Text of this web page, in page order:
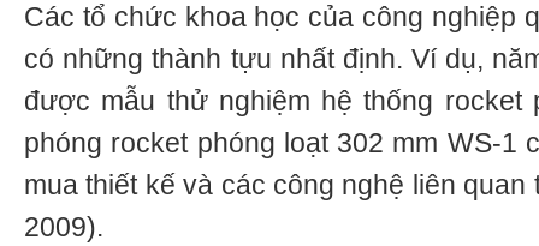
Các tổ chức khoa học của công nghiệp
có những thành tựu nhất định. Ví dụ,
được mẫu thử nghiệm hệ thống rocket
phóng rocket phóng loạt 302 mm WS-1
mua thiết kế và các công nghệ liên
2009).